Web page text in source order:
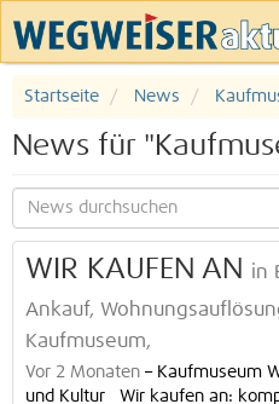
Startseite News
News für
WIR KAUFEN AN in
Ankauf,
Kaufmuseum,
Vor 2 Monaten – Kaufmuseum
und Kultur Wir kaufen an: